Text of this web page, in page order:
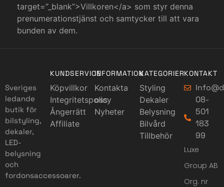
target=”_blank”>Villkoren</a> som styr denna
prenumerationstjänst och samtycker till att vara
bunden av dem.
Sveriges
ledande
butik för
bilstyling,
dekaler,
LED-
belysning
och
fordonsaccessoarer.
KUNDSERVICE
Köpvillkor
Integritetspolicy
Ångerrätt
Affiliate
INFORMATION
Kontakta
oss
Nyheter
KATEGORIER
Styling
Dekaler
Belysning
Bilvård
Tillbehör
KONTAKT
08-
501
183
99
Luxe
Group AB
Org. nr